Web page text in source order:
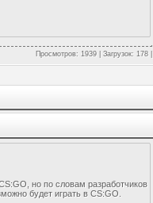
Просмотров: 1939 | Загрузок: 178 |
но по словам разработчиков
будет играть в CS:GO.